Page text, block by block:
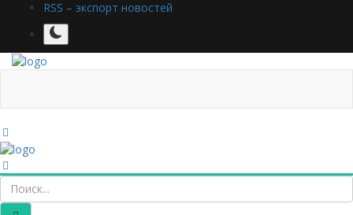
RSS – экспорт новостей